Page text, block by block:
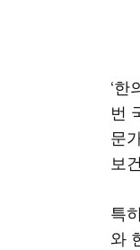
‘
번
문
보
특
와